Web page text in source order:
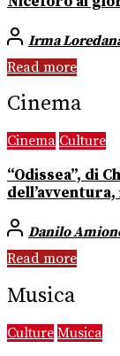
Irma
Read more
Cinema
Cinema Culture
“Odissea”, di
Danilo
Read more
Musica
Culture Musica